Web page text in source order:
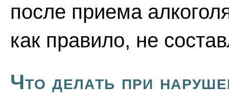
после приема
как правило, не
Что делать при